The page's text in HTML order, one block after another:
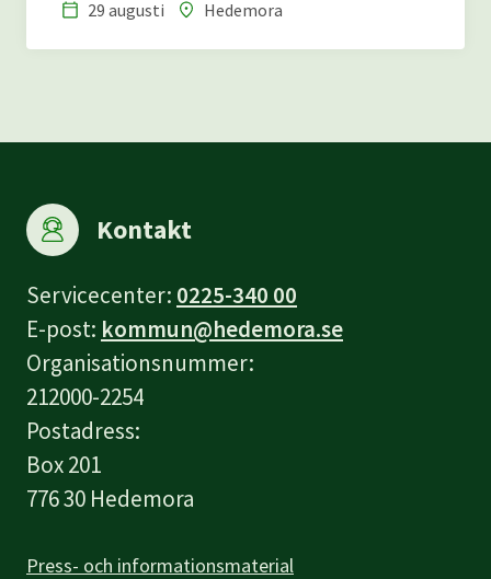
29 augusti
Hedemora
Kontakt
Servicecenter: 0225-340 00
E-post: kommun@hedemora.se
Organisationsnummer:
212000-2254
Postadress:
Box 201
776 30 Hedemora
Press- och informationsmaterial